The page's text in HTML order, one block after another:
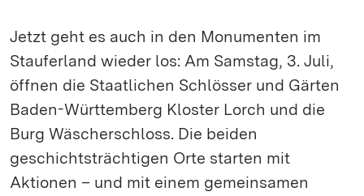
Jetzt geht es auch in den Monumenten im
Stauferland wieder los: Am Samstag, 3. Juli,
öffnen die Staatlichen Schlösser und Gärten
Baden-Württemberg Kloster Lorch und die
Burg Wäscherschloss. Die beiden
geschichtsträchtigen Orte starten mit
Aktionen – und mit einem gemeinsamen